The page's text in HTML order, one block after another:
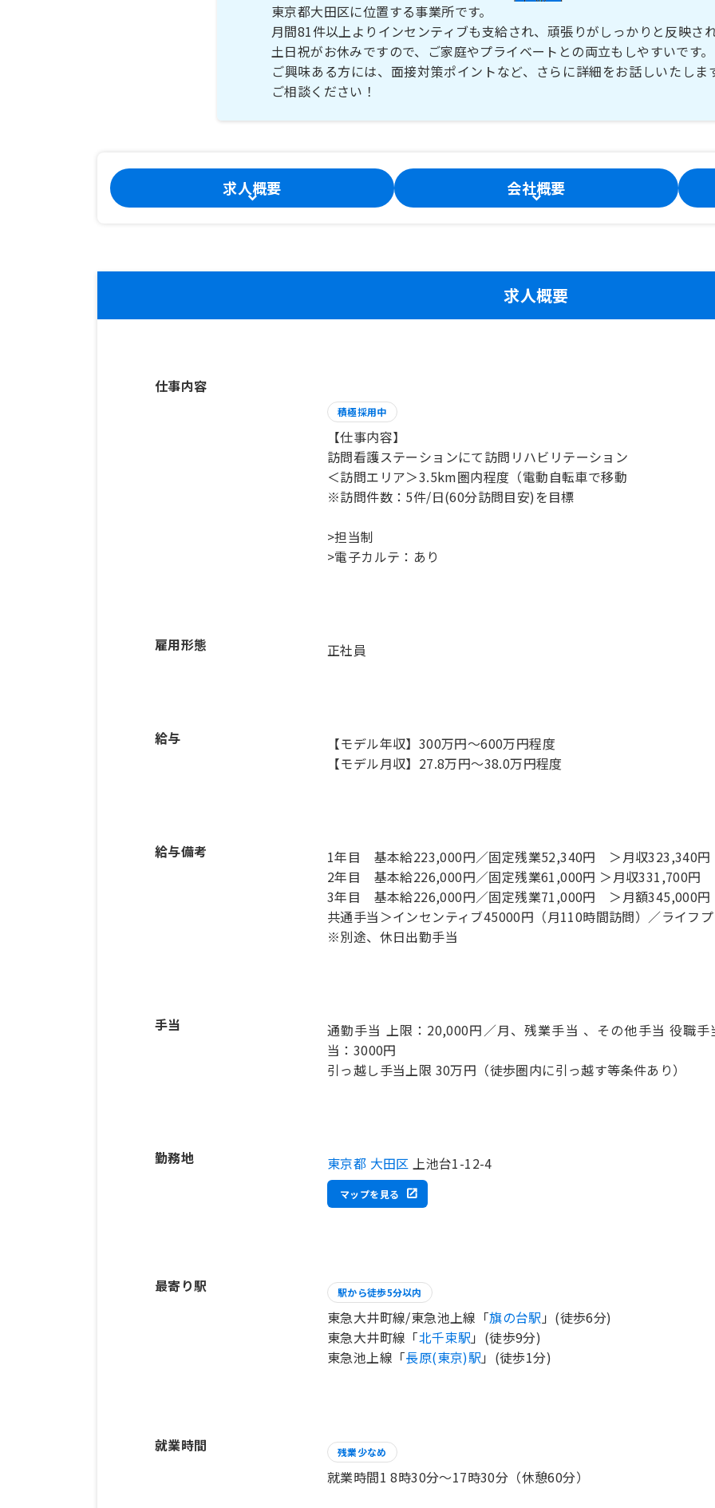
東京都大田区に位置する事業所です。
月間81件以上よりインセンティブも支給され、頑張りがしっかりと反映さ
土日祝がお休みですので、ご家庭やプライベートとの両立もしやすいです。
ご興味ある方には、面接対策ポイントなど、さらに詳細をお話しいたしま
ご相談ください！
求人概要 会社概要
求人概要
仕事内容
積極採用中
【仕事内容】
訪問看護ステーションにて訪問リハビリテーション
＜訪問エリア＞3.5km圏内程度（電動自転車で移動
※訪問件数：5件/日(60分訪問目安)を目標
>担当制
>電子カルテ：あり
雇用形態 正社員
給与
【モデル年収】300万円〜600万円程度
【モデル月収】27.8万円〜38.0万円程度
給与備考
1年目 基本給223,000円／固定残業52,340円 ＞月収323,340円
2年目 基本給226,000円／固定残業61,000円 ＞月収331,700円
3年目 基本給226,000円／固定残業71,000円 ＞月額345,000円
共通手当＞インセンティブ45000円（月110時間訪問）／ライフ
※別途、休日出勤手当
手当
通勤手当 上限：20,000円／月、残業手当 、その他手当 役職
当：3000円
引っ越し手当上限 30万円（徒歩圏内に引っ越す等条件あり）
勤務地 東京都 大田区 上池台1-12-4
マップを見る
最寄り駅 駅から徒歩5分以内
東急大井町線/東急池上線「旗の台駅 」(徒歩6分)
東急大井町線「北千束駅 」(徒歩9分)
東急池上線「長原(東京)駅 」(徒歩1分)
就業時間 残業少なめ
就業時間1 8時30分〜17時30分（休憩60分）